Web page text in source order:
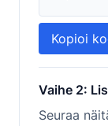
Kopioi
Vaihe 2:
Seuraa